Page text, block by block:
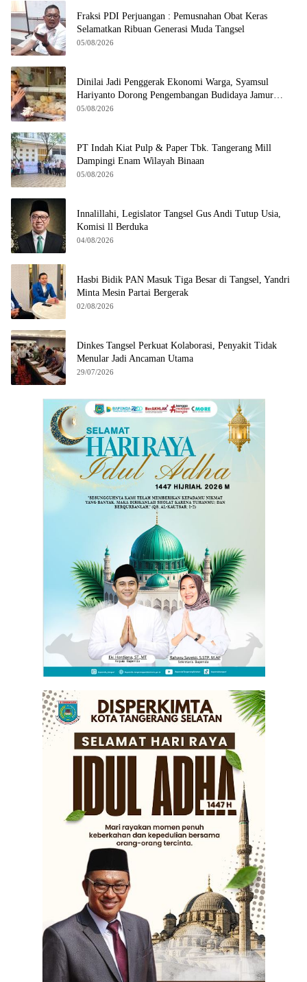
Fraksi PDI Perjuangan : Pemusnahan Obat Keras
Selamatkan Ribuan Generasi Muda Tangsel
05/08/2026
Dinilai Jadi Penggerak Ekonomi Warga, Syamsul
Hariyanto Dorong Pengembangan Budidaya Jamur
Crispy di Serpong
05/08/2026
PT Indah Kiat Pulp & Paper Tbk. Tangerang Mill
Dampingi Enam Wilayah Binaan
05/08/2026
Innalillahi, Legislator Tangsel Gus Andi Tutup Usia,
Komisi ll Berduka
04/08/2026
Hasbi Bidik PAN Masuk Tiga Besar di Tangsel, Yandri
Minta Mesin Partai Bergerak
02/08/2026
Dinkes Tangsel Perkuat Kolaborasi, Penyakit Tidak
Menular Jadi Ancaman Utama
29/07/2026